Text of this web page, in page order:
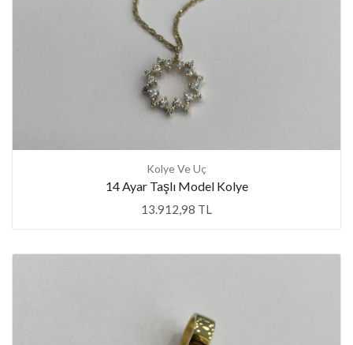
Kolye Ve Uç
14 Ayar Taşlı Model Kolye
13.912,98 TL